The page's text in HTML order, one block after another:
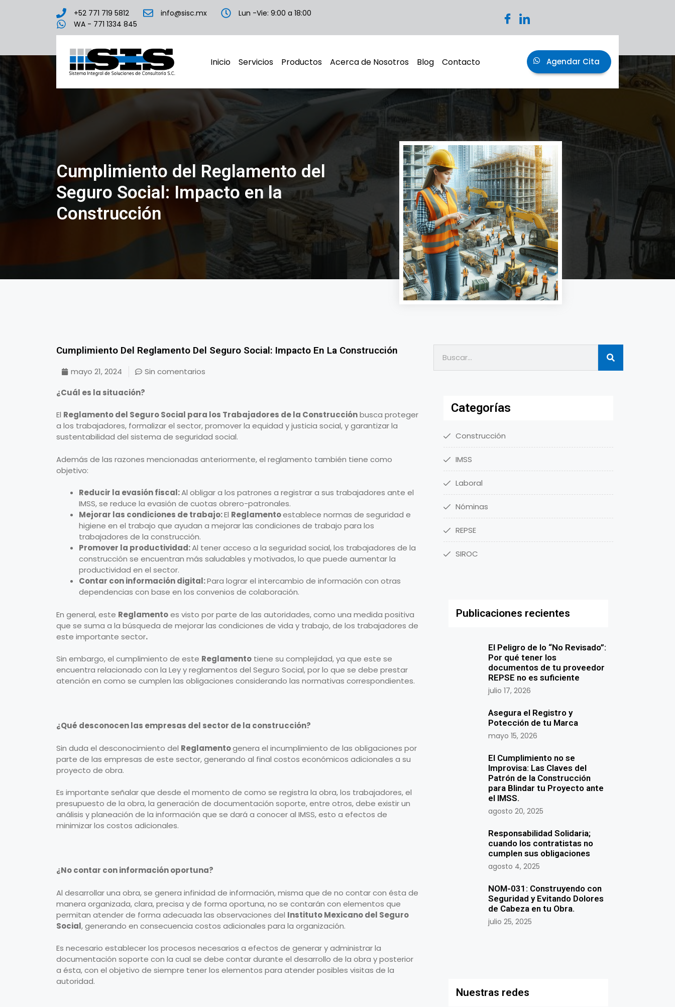
+52 771 719 5812 info@sisc.mx
Lun -Vie: 9:00 a 18:00
WA - 771 1334 845
Inicio Servicios Productos Acerca de Nosotros Blog Contacto Agendar Cita
Cumplimiento del Reglamento del
Seguro Social: Impacto en la
Construcción
Cumplimiento Del Reglamento Del Seguro Social: Impacto En La Construcción
mayo 21, 2024
Sin comentarios
¿Cuál es la situación?
El Reglamento del Seguro Social para los Trabajadores de la Construcciónbusca proteger
a los trabajadores, formalizar el sector, promover la equidad y justicia social, y garantizar la
sustentabilidad del sistema de seguridad social.
Además de las razones mencionadas anteriormente, el reglamento también tiene como
objetivo:
Reducir la evasión fiscal:Al obligar a los patrones a registrar a sus trabajadores ante el
IMSS, se reduce la evasión de cuotas obrero-patronales.
Mejorar las condiciones de trabajo:El Reglamentoestablece normas de seguridad e
higiene en el trabajo que ayudan a mejorar las condiciones de trabajo para los
trabajadores de la construcción.
Promover la productividad:Al tener acceso a la seguridad social, los trabajadores de la
construcción se encuentran más saludables y motivados, lo que puede aumentar la
productividad en el sector.
Contar con información digital:Para lograr el intercambio de información con otras
dependencias con base en los convenios de colaboración.
En general, este Reglamentoes visto por parte de las autoridades, como una medida positiva
que se suma a la búsqueda de mejorar las condiciones de vida y trabajo, de los trabajadores de
este importante sector.
Sin embargo, el cumplimiento de este Reglamento tiene su complejidad, ya que este se
encuentra relacionado con la Ley y reglamentos del Seguro Social, por lo que se debe prestar
atención en como se cumplen las obligaciones considerando las normativas correspondientes.
¿Qué desconocen las empresas del sector de la construcción?
Sin duda el desconocimiento del Reglamentogenera el incumplimiento de las obligaciones por
parte de las empresas de este sector, generando al final costos económicos adicionales a su
proyecto de obra.
Es importante señalar que desde el momento de como se registra la obra, los trabajadores, el
presupuesto de la obra, la generación de documentación soporte, entre otros, debe existir un
análisis y planeación de la información que se dará a conocer al IMSS, esto a efectos de
minimizar los costos adicionales.
¿No contar con información oportuna?
Al desarrollar una obra, se genera infinidad de información, misma que de no contar con ésta de
manera organizada, clara, precisa y de forma oportuna, no se contarán con elementos que
permitan atender de forma adecuada las observaciones del Instituto Mexicano del Seguro
Social, generando en consecuencia costos adicionales para la organización.
Es necesario establecer los procesos necesarios a efectos de generar y administrar la
documentación soporte con la cual se debe contar durante el desarrollo de la obra y posterior
a ésta, con el objetivo de siempre tener los elementos para atender posibles visitas de la
autoridad.
Categorías
Construcción
IMSS
Laboral
Nóminas
REPSE
SIROC
Publicaciones recientes
El Peligro de lo “No Revisado”:
Por qué tener los
documentos de tu proveedor
REPSE no es suficiente
julio 17, 2026
Asegura el Registro y
Potección de tu Marca
mayo 15, 2026
El Cumplimiento no se
Improvisa: Las Claves del
Patrón de la Construcción
para Blindar tu Proyecto ante
el IMSS.
agosto 20, 2025
Responsabilidad Solidaria;
cuando los contratistas no
cumplen sus obligaciones
agosto 4, 2025
NOM-031: Construyendo con
Seguridad y Evitando Dolores
de Cabeza en tu Obra.
julio 25, 2025
Nuestras redes